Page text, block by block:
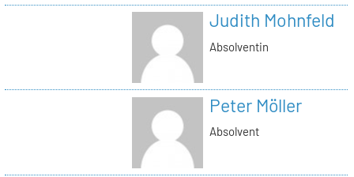
Judith Mohnfeld
Absolventin
Peter Möller
Absolvent